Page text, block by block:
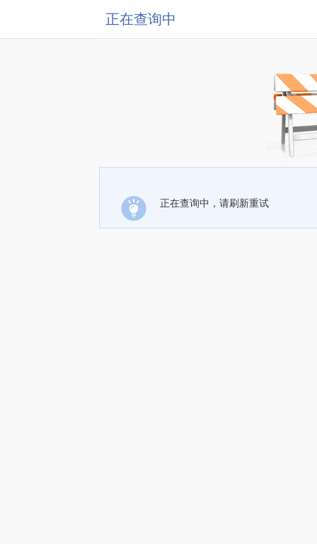
正在查询中
正在查询中，请刷新重试